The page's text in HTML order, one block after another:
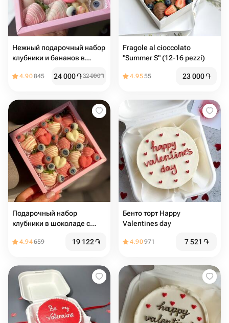
Нежный подарочный набор
клубники и бананов в
4.90845 24 000֏32 000֏
Fragole al cioccolato
"Summer S" (12-16 pezzi)
4.9555 23 000֏
Подарочный набор
клубники в шоколаде с
4.94659 19 122֏
Бенто торт Happy
Valentines day
4.90971 7 521 ֏